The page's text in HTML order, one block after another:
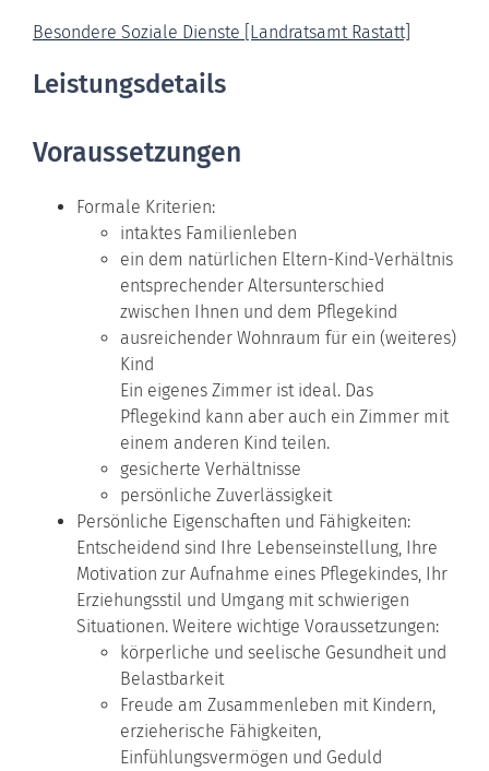
Besondere Soziale Dienste [Landratsamt Rastatt]
Leistungsdetails
Voraussetzungen
Formale Kriterien:
intaktes Familienleben
ein dem natürlichen Eltern-Kind-Verhältnis
entsprechender Altersunterschied
zwischen Ihnen und dem Pflegekind
ausreichender Wohnraum für ein (weiteres)
Kind
Ein eigenes Zimmer ist ideal. Das
Pflegekind kann aber auch ein Zimmer mit
einem anderen Kind teilen.
gesicherte Verhältnisse
persönliche Zuverlässigkeit
Persönliche Eigenschaften und Fähigkeiten:
Entscheidend sind Ihre Lebenseinstellung, Ihre
Motivation zur Aufnahme eines Pflegekindes, Ihr
Erziehungsstil und Umgang mit schwierigen
Situationen. Weitere wichtige Voraussetzungen:
körperliche und seelische Gesundheit und
Belastbarkeit
Freude am Zusammenleben mit Kindern,
erzieherische Fähigkeiten,
Einfühlungsvermögen und Geduld